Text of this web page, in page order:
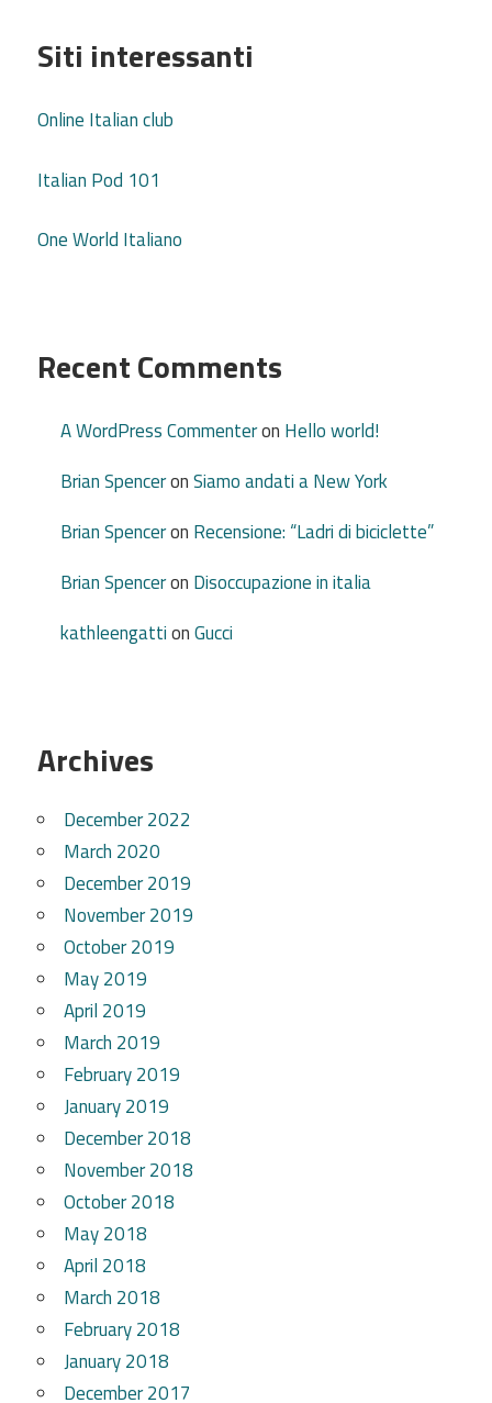
Siti interessanti
Online Italian club
Italian Pod 101
One World Italiano
Recent Comments
A WordPress Commenteron Hello world!
Brian SpenceronSiamo andati a New York
Brian Spenceron Recensione: “Ladri di biciclette”
Brian Spenceron Disoccupazione in italia
kathleengattionGucci
Archives
December 2022
March 2020
December 2019
November 2019
October 2019
May 2019
April 2019
March 2019
February 2019
January 2019
December 2018
November 2018
October 2018
May 2018
April 2018
March 2018
February 2018
January 2018
December 2017